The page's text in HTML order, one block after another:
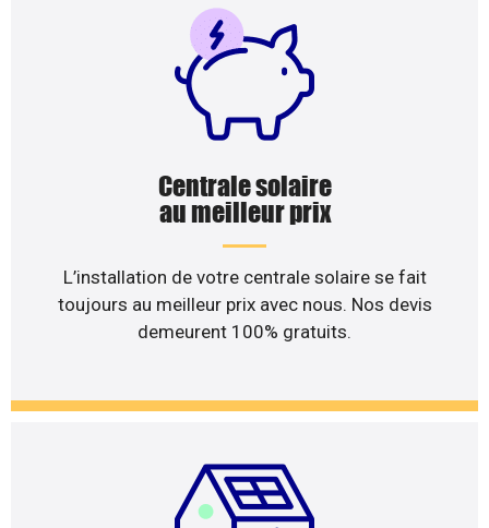
Centrale solaire
au meilleur prix
L’installation de votre centrale solaire se fait
toujours au meilleur prix avec nous. Nos devis
demeurent 100% gratuits.